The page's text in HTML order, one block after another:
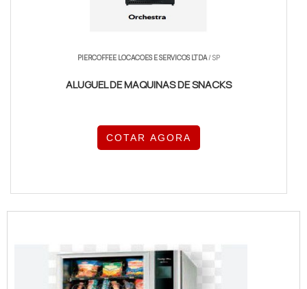
PIERCOFFEE LOCACOES E SERVICOS LTDA/ SP
ALUGUEL DE MAQUINAS DE SNACKS
COTAR AGORA